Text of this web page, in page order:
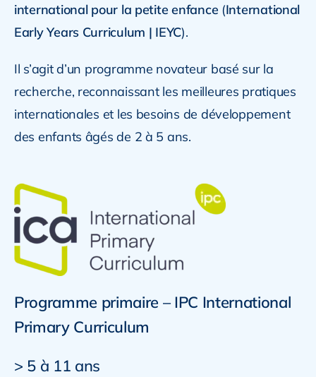
international pour la petite enfance (International
Early Years Curriculum | IEYC).
Il s’agit d’un programme novateur basé sur la
recherche, reconnaissant les meilleures pratiques
internationales et les besoins de développement
des enfants âgés de 2 à 5 ans.
Programme primaire – IPC International
Primary Curriculum
> 5 à 11 ans